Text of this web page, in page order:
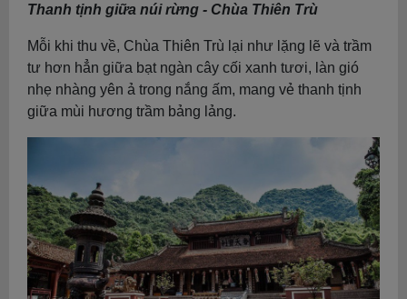
Thanh tịnh giữa núi rừng - Chùa Thiên Trù
Mỗi khi thu về, Chùa Thiên Trù lại như lặng lẽ và trầm
tư hơn hẳn giữa bạt ngàn cây cối xanh tươi, làn gió
nhẹ nhàng yên ả trong nắng ấm, mang vẻ thanh tịnh
giữa mùi hương trầm bảng lảng.